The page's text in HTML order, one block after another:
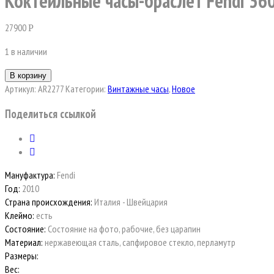
27900Р
1 в наличии
В корзину
Артикул: AR2277 Категории: Винтажные часы,Новое
Поделиться ссылкой
Мануфактура: Fendi
Год: 2010
Страна происхождения: Италия - Швейцария
Клеймо: есть
Состояние: Состояние на фото, рабочие, без царапин
Материал: нержавеющая сталь, сапфировое стекло, перламутр
Размеры:
Вес: